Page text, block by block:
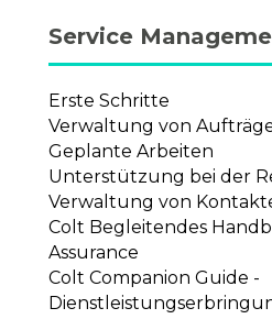
Service
Erste Schritte
Verwaltung von
Geplante Arbeiten
Unterstützung bei der
Verwaltung von
Colt Begleitendes
Assurance
Colt Companion Guide -